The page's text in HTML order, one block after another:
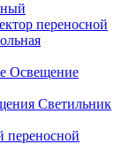
переносной
Освещение
Светильник
переносной